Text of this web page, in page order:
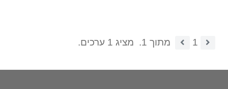
1 מתוך 1. מציג 1 ערכים.